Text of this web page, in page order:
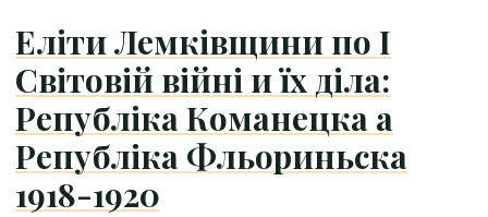
Еліти Лемківщини по І
Світовій війні и їх діла:
Републіка Команецка а
Републіка Фльориньска
1918-1920